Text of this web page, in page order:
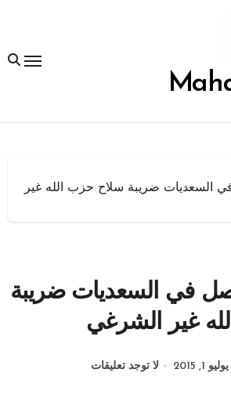
السعديات ضريبة سلاح حزب الله غير
في السعديات ضريبة
غير الشرغي
يوليو 1, 2015 لا توجد تعليقات